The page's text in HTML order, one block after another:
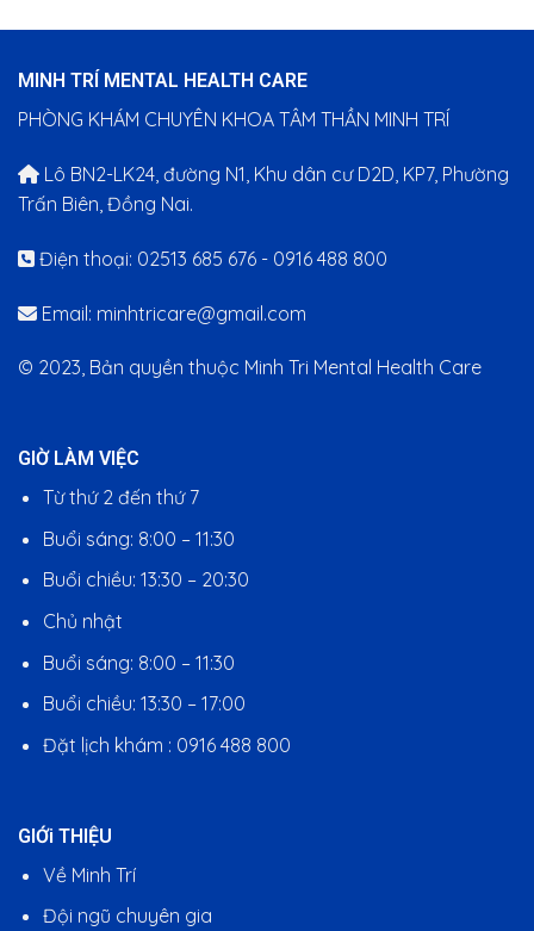
CỦA
TỰ
TRONG
TÁC
CHĂM
SÓC
TÂM
EM:
NHẬN
BIẾT
VÀ
ĐỒNG
MINH TRÍ MENTAL HEALTH CARE
PHÒNG KHÁM CHUYÊN KHOA TÂM THẦN MINH TRÍ
Lô BN2-LK24, đường N1, Khu dân cư D2D, KP7, Phường
Trấn Biên, Đồng Nai.
Điện thoại: 02513 685 676 - 0916 488 800
Email: minhtricare@gmail.com
© 2023, Bản quyền thuộc Minh Tri Mental Health Care
GIỜ LÀM VIỆC
Từ thứ 2 đến thứ 7
Buổi sáng: 8:00 – 11:30
Buổi chiều: 13:30 – 20:30
Chủ nhật
Buổi sáng: 8:00 – 11:30
Buổi chiều: 13:30 – 17:00
Đặt lịch khám : 0916 488 800
GIỚi THIỆU
Về Minh Trí
Đội ngũ chuyên gia